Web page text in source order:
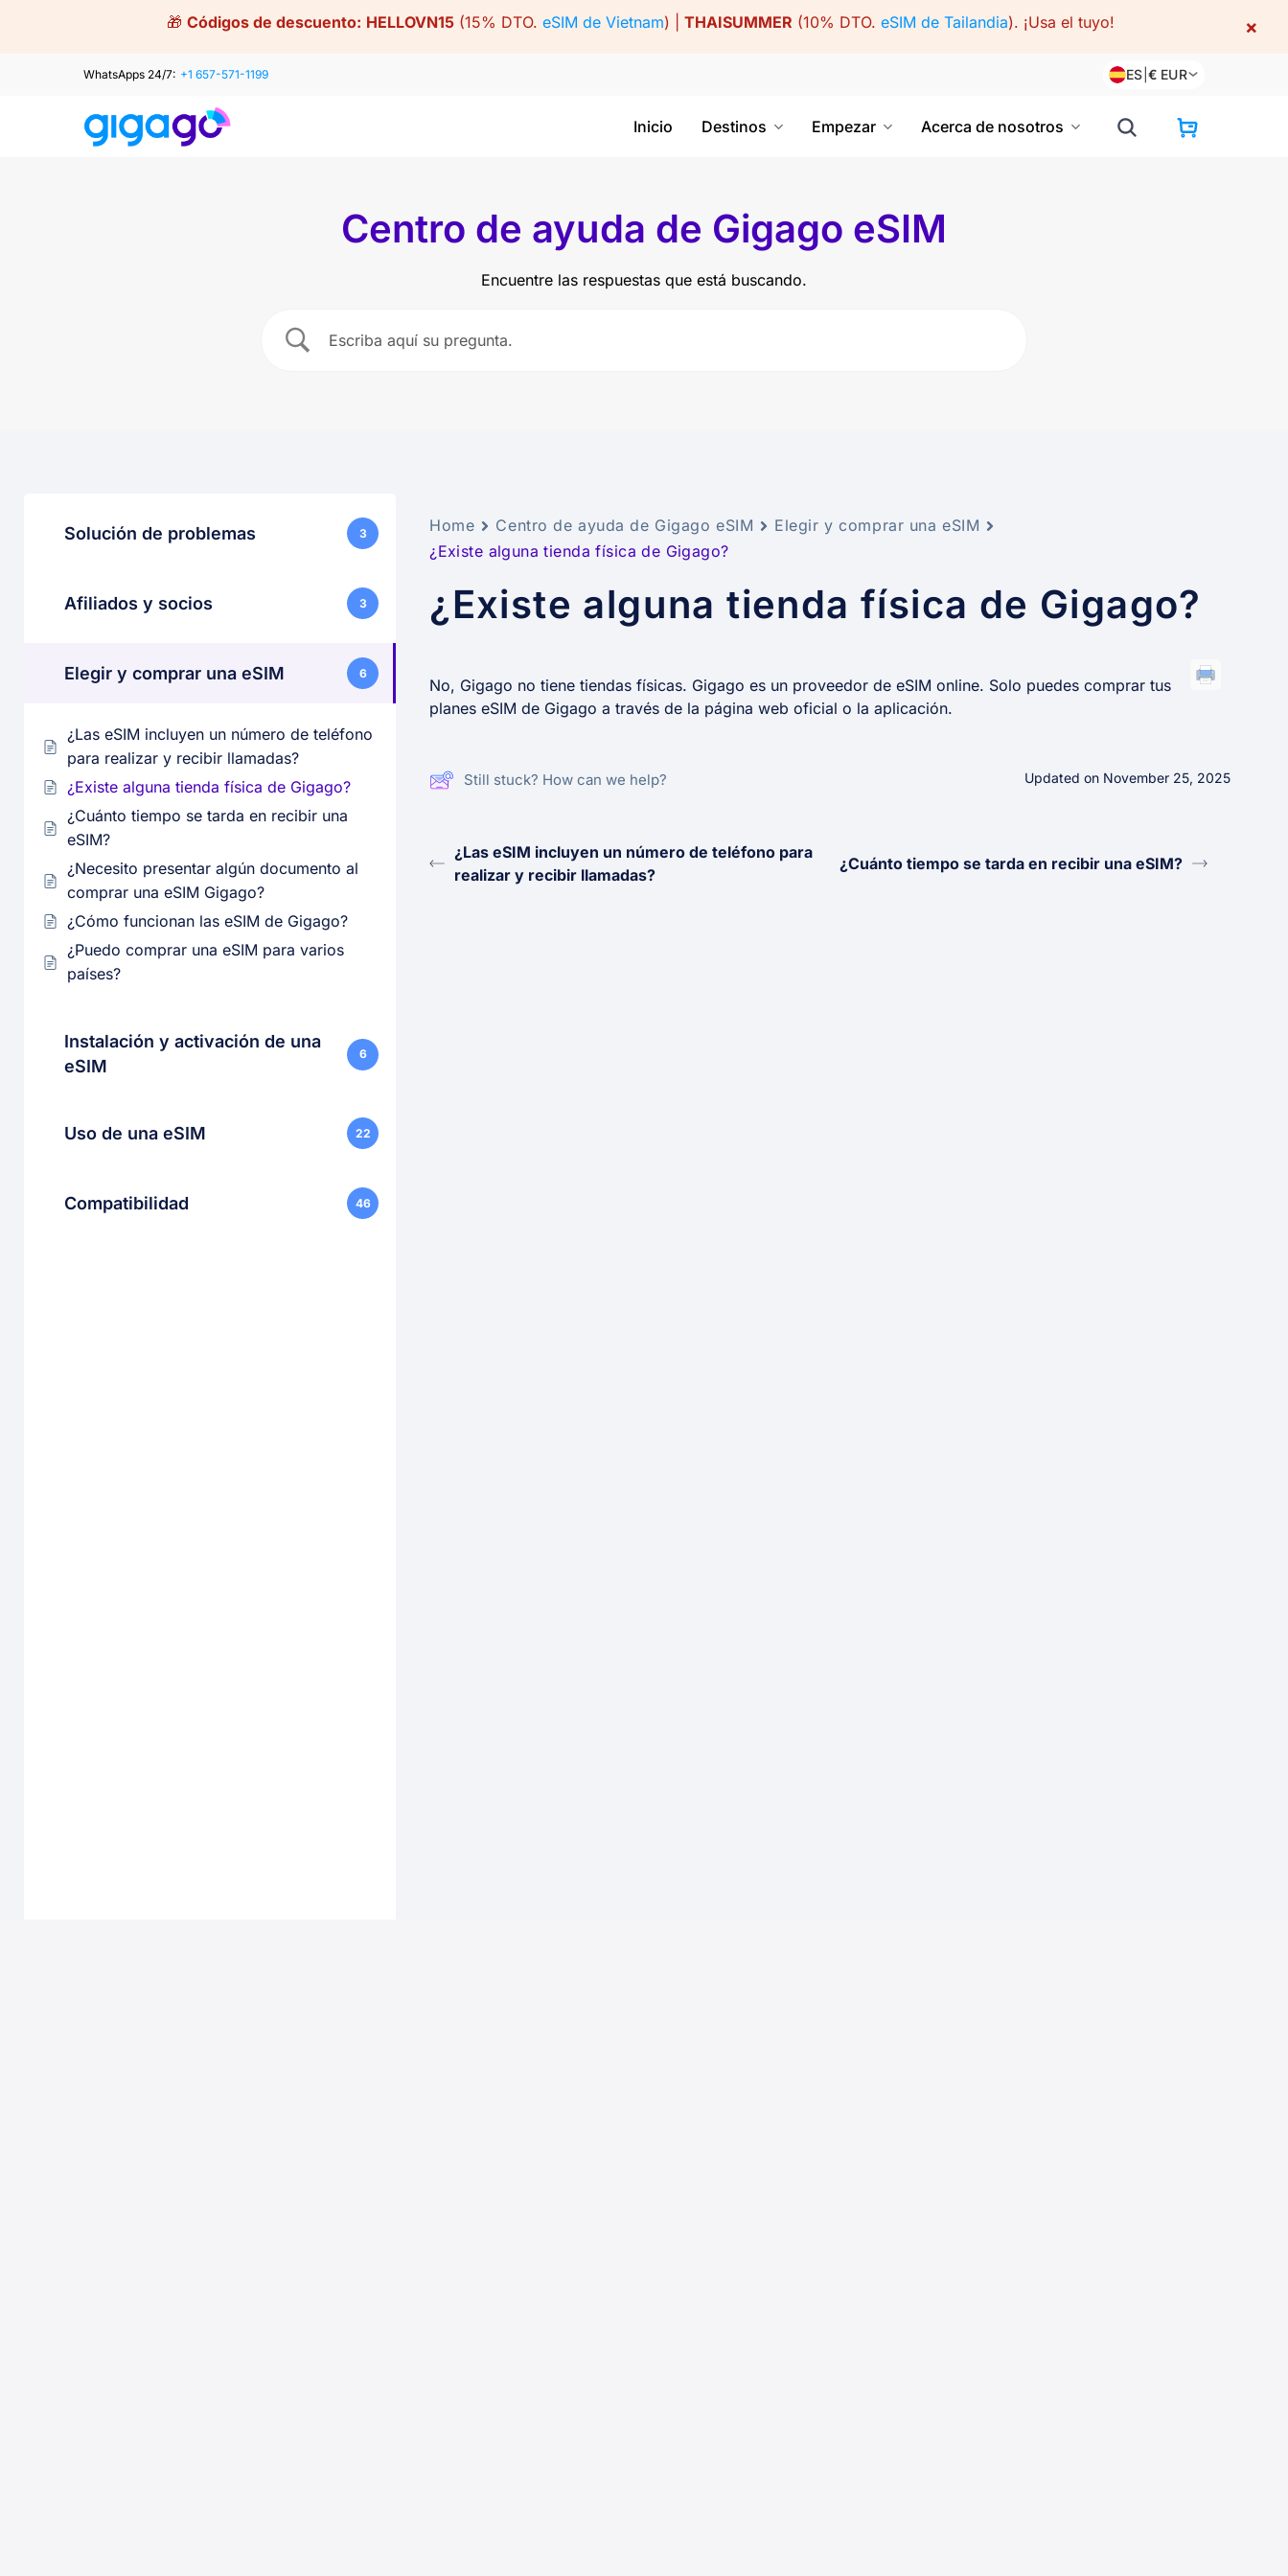
🎁 Códigos de descuento: HELLOVN15(15% DTO. eSIM de Vietnam) | THAISUMMER (10% DTO. eSIM de Tailandia). ¡Usa el tuyo! ×
WhatsApps 24/7: +1 657-571-1199 ES |€ EUR
Inicio Destinos Empezar Acerca de nosotros
Centro de ayuda de Gigago eSIM
Encuentre las respuestas que está buscando.
Solución de problemas 3
Afiliados y socios 3
Elegir y comprar una eSIM 6
¿Las eSIM incluyen un número de teléfono
para realizar y recibir llamadas?
¿Existe alguna tienda física de Gigago?
¿Cuánto tiempo se tarda en recibir una
eSIM?
¿Necesito presentar algún documento al
comprar una eSIM Gigago?
¿Cómo funcionan las eSIM de Gigago?
¿Puedo comprar una eSIM para varios
países?
Instalación y activación de una
eSIM
6
Uso de una eSIM 22
Compatibilidad 46
Home Centro de ayuda de Gigago eSIM
Elegir y comprar una eSIM
¿Existe alguna tienda física de Gigago?
¿Existe alguna tienda física de Gigago?
No, Gigago no tiene tiendas físicas. Gigago es un proveedor de eSIM online. Solo puedes comprar tus
planes eSIM de Gigago a través de la página web oficial o la aplicación.
Still stuck? How can we help? Updated on November 25, 2025
¿Las eSIM incluyen un número de teléfono para
realizar y recibir llamadas?
¿Cuánto tiempo se tarda en recibir una eSIM?